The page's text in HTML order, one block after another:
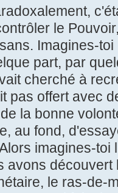
le
Imagines-
part, par
cherché à
pas offert avec
la bonne
au fond,
imagines-toi
avons
le ras-de-